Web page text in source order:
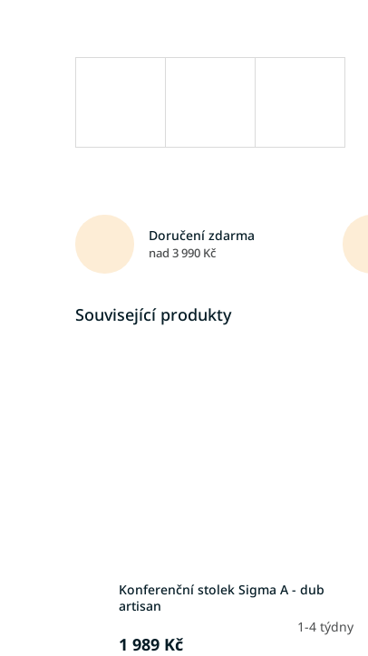
Doručení zdarma
nad 3 990 Kč
Související produkty
Konferenční stolek Sigma A - dub
artisan
1-4 týdny
1 989 Kč